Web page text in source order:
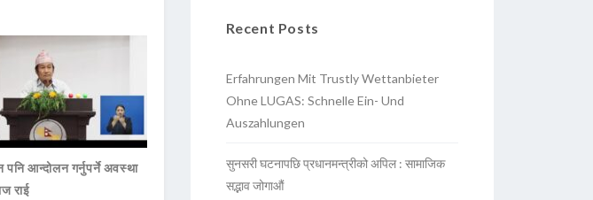
पनि आन्दोलन गर्नुपर्ने अवस्था
राई
Recent Posts
Erfahrungen Mit Trustly Wettanbieter
Ohne LUGAS: Schnelle Ein- Und
Auszahlungen
सुनसरी घटनापछि प्रधानमन्त्रीको अपिल : सामाजिक
सद्भाव जोगाऔं